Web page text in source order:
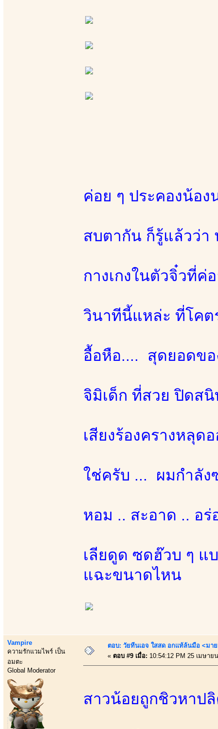
ค่อย ๆ ประคองน้อง
สบตากัน ก็รู้แล้วว่า
กางเกงในตัวจิ๋วที่ค่
วินาทีนี้แหล่ะ ที่โคต
อื้อหือ.... สุดยอดข
จิมิเด็ก ที่สวย ปิดส
เสียงร้องครางหลุด
ใช่ครับ ... ผมกำลัง
หอม .. สะอาด .. อร่
เลียดูด ซดฮ๊วบ ๆ แ
แฉะขนาดไหน
Vampire
ความรักแวมไพร์ เป็น
อมตะ
Global Moderator
ตอบ: วัยทีนเอจ ใสสด อกแท้ล้นมือ <มา
« ตอบ #9 เมื่อ: 10:54:12 PM 25 เมษาย
สาวน้อยถูกชิวหาป